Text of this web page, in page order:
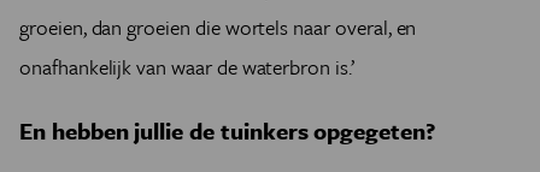
groeien, dan groeien die wortels naar overal, en
onafhankelijk van waar de waterbron is.’
En hebben jullie de tuinkers opgegeten?